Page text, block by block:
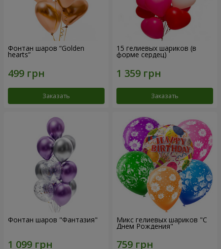
Фонтан шаров “Golden
hearts”
Заказать
15 гелиевых шариков (в
форме сердец)
Заказать
Фонтан шаров "Фантазия" Микс гелиевых шариков "C
Днем Рождения"